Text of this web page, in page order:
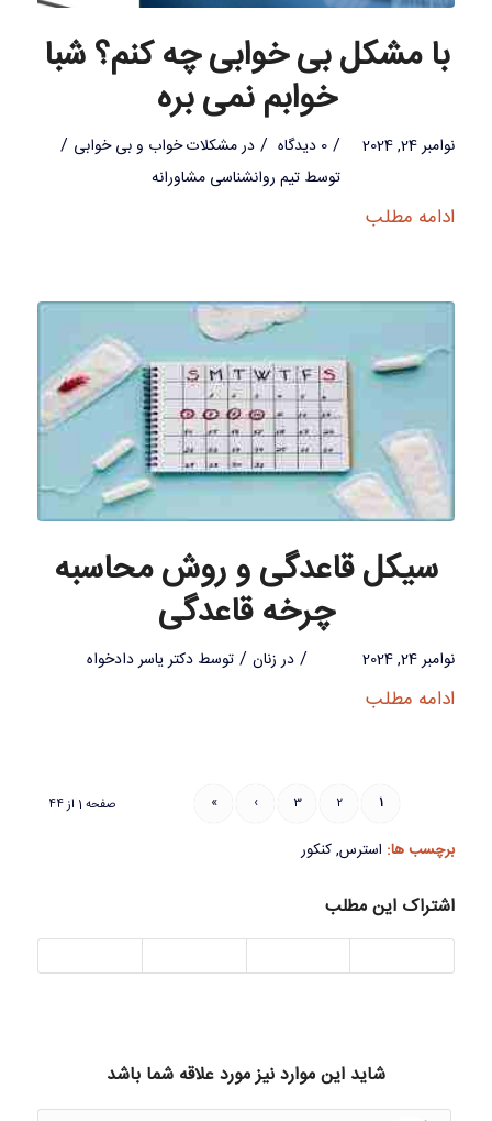
با مشکل بی خوابی چه کنم؟ شبا
خوابم نمی بره
نوامبر 24, 2024 / 0 دیدگاه / درمشکلات خواب و بی خوابی /
توسط تیم روانشناسی مشاورانه
ادامه مطلب
سیکل قاعدگی و روش محاسبه
چرخه قاعدگی
نوامبر 24, 2024 / در زنان / توسط دکتر یاسر دادخواه
ادامه مطلب
صفحه 1 از 44 1
2
3
›
»
برچسب ها: استرس,کنکور
اشتراک این مطلب
شاید این موارد نیز مورد علاقه شما باشد